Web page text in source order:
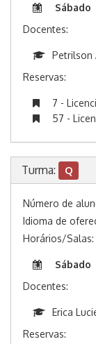
Sábado
Docentes:
Petrilson
Reservas:
7 -
57 -
Turma: Q
Número de
Idioma de
Horários/Salas:
Sábado
Docentes:
Erica
Reservas: